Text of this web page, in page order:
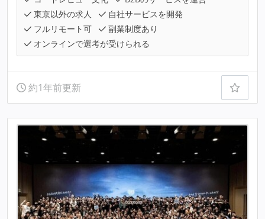
東京以外の求人
自社サービスを開発
フルリモート可
副業制度あり
オンラインで選考が受けられる
約1年前更新